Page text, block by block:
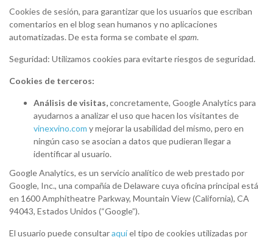
Cookies de sesión, para garantizar que los usuarios que escriban
comentarios en el blog sean humanos y no aplicaciones
automatizadas. De esta forma se combate el spam.
Seguridad: Utilizamos cookies para evitarte riesgos de seguridad.
Cookies de terceros:
Análisis de visitas,concretamente, Google Analytics para
ayudarnos a analizar el uso que hacen los visitantes de
vinexvino.com y mejorar la usabilidad del mismo, pero en
ningún caso se asocian a datos que pudieran llegar a
identificar al usuario.
Google Analytics, es un servicio analítico de web prestado por
Google, Inc., una compañía de Delaware cuya oficina principal está
en 1600 Amphitheatre Parkway, Mountain View (California), CA
94043, Estados Unidos (“Google”).
El usuario puede consultaraquíel tipo de cookies utilizadas por